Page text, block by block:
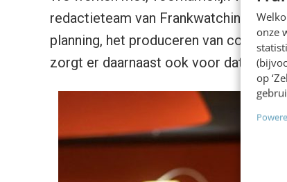
onze
op
redactieteam van Frankwatching is
planning, het produceren van content
zorgt er daarnaast ook voor dat de